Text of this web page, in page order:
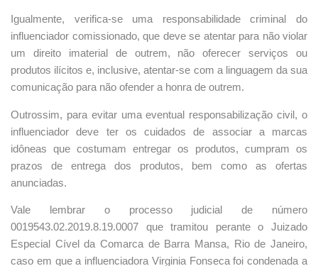
Igualmente, verifica-se uma responsabilidade criminal do
influenciador comissionado, que deve se atentar para não violar
um direito imaterial de outrem, não oferecer serviços ou
produtos ilícitos e, inclusive, atentar-se com a linguagem da sua
comunicação para não ofender a honra de outrem.
Outrossim, para evitar uma eventual responsabilização civil, o
influenciador deve ter os cuidados de associar a marcas
idôneas que costumam entregar os produtos, cumpram os
prazos de entrega dos produtos, bem como as ofertas
anunciadas.
Vale lembrar o processo judicial de número
0019543.02.2019.8.19.0007 que tramitou perante o Juizado
Especial Cível da Comarca de Barra Mansa, Rio de Janeiro,
caso em que a influenciadora Virginia Fonseca foi condenada a